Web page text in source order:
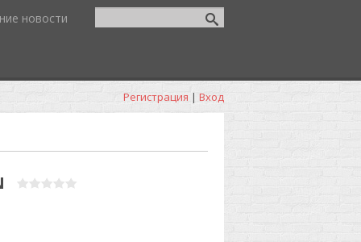
новости
Регистрация | Вход